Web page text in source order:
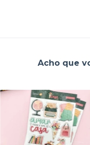
Acho que